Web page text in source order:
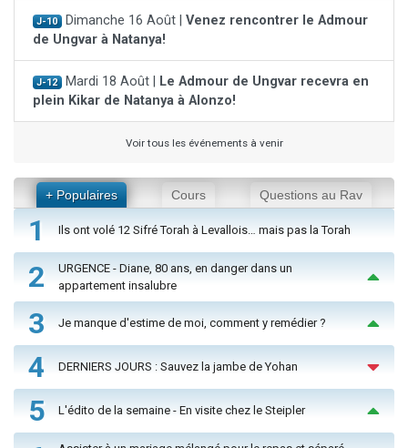
J-10 Dimanche 16 Août | Venez rencontrer le Admour
de Ungvar à Natanya!
J-12 Mardi 18 Août |
Le Admour de Ungvar recevra en
plein Kikar de Natanya à Alonzo!
Voir tous les événements à venir
+ Populaires Cours Questions au Rav
1 Ils ont volé 12 Sifré Torah à Levallois… mais pas la Torah
2
URGENCE - Diane, 80 ans, en danger dans un
appartement insalubre
3 Je manque d'estime de moi, comment y remédier ?
4 DERNIERS JOURS : Sauvez la jambe de Yohan
5 L'édito de la semaine - En visite chez le Steipler